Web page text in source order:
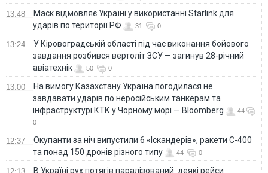
13:48
Маск відмовляє Україні у використанні Starlink для
ударів по території РФ
31 0
13:24
У Кіровоградській області під час виконання бойового
завдання розбився вертоліт ЗСУ — загинув 28-річний
авіатехнік
50 0
13:00
На вимогу Казахстану Україна погодилася не
завдавати ударів по неросійським танкерам та
інфраструктурі КТК у Чорному морі — Bloomberg
44
0
12:37
Окупанти за ніч випустили 6 «Іскандерів», ракети С-400
та понад 150 дронів різного типу
44 0
В Україні рух потягів паралізований: деякі рейси